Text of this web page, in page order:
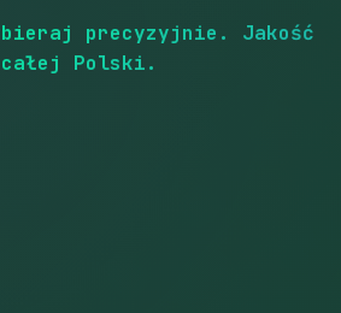
precyzyjnie. Jakość
Polski.